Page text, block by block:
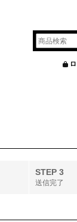
STEP 3
送信完了